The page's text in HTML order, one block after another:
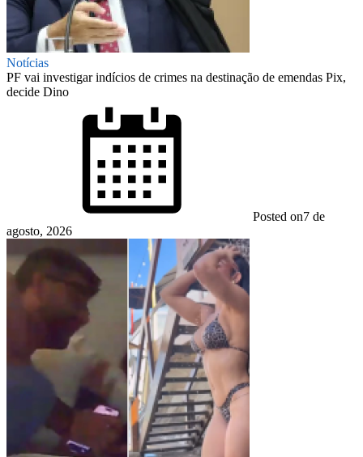
Notícias
PF vai investigar indícios de crimes na destinação de emendas Pix,
decide Dino
Posted on7 de
agosto, 2026